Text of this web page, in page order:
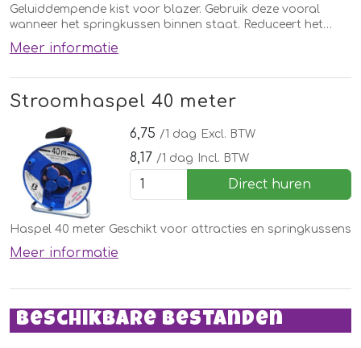
Geluiddempende kist voor blazer. Gebruik deze vooral
wanneer het springkussen binnen staat. Reduceert het
geluid van de blazer.
Meer informatie
Stroomhaspel 40 meter
6,75 /1 dag Excl. BTW
8,17 /1 dag Incl. BTW
Direct huren
Haspel 40 meter Geschikt voor attracties en springkussens
Meer informatie
Beschikbare bestanden